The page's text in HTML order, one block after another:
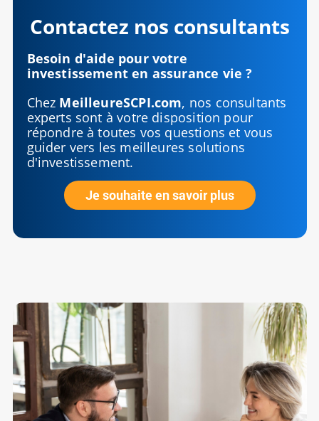
Contactez nos consultants
Besoin d'aide pour votre
investissement en assurance vie ?
Chez MeilleureSCPI.com, nos consultants
experts sont à votre disposition pour
répondre à toutes vos questions et vous
guider vers les meilleures solutions
d'investissement.
Je souhaite en savoir plus